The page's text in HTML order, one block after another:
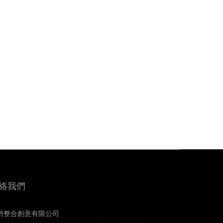
我們
整合創意有限公司